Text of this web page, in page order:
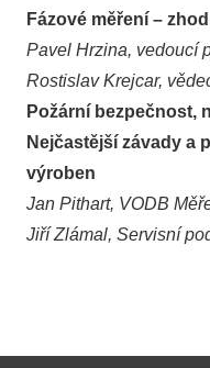
Fázové měření –
Pavel Hrzina, vedoucí
Rostislav Krejcar,
Požární bezpečnost,
Nejčastější závady a
výroben
Jan Pithart, VODB
Jiří Zlámal, Servisní